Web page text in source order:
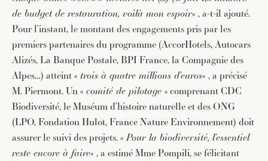
de budget de restauration, voilà mon espoir« , a-t-il ajouté.
Pour l’instant, le montant des engagements pris par les
premiers partenaires du programme (AccorHotels, Autocars
Alizés, La Banque Postale, BPI France, la Compagnie des
Alpes…) atteint « trois à quatre millions d’euros« , a précisé
M. Piermont. Un « comité de pilotage » comprenant CDC
Biodiversité, le Muséum d’histoire naturelle et des ONG
(LPO, Fondation Hulot, France Nature Environnement) doit
assurer le suivi des projets. «Pour la biodiversité, l’essentiel
reste encore à faire« , a estimé Mme Pompili, se félicitant